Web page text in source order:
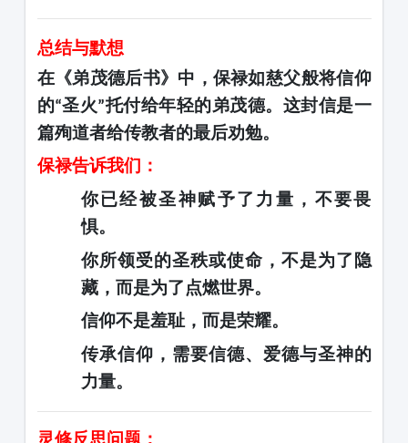
总结与默想
在《弟茂德后书》中，保禄如慈父般将信仰
的“圣火”托付给年轻的弟茂德。这封信是一
篇殉道者给传教者的最后劝勉。
保禄告诉我们：
你已经被圣神赋予了力量，不要畏
惧。
你所领受的圣秩或使命，不是为了隐
藏，而是为了点燃世界。
信仰不是羞耻，而是荣耀。
传承信仰，需要信德、爱德与圣神的
力量。
灵修反思问题：